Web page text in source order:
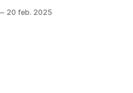
y de 15 a 19 años.
20 feb. 2025